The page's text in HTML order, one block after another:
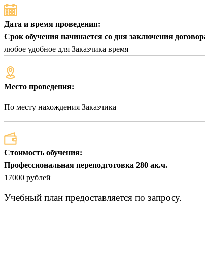
Дата и время проведения:
Срок обучения начинается со дня заключения
любое удобное для Заказчика время
Место проведения:
По месту нахождения Заказчика
Стоимость обучения:
Профессиональная переподготовка 280 ак.ч.
17000 рублей
Учебный план предоставляется по запросу.